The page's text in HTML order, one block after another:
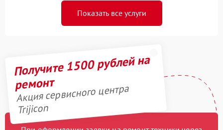
Показать все услуги
Получите 1500 рублей на
ремонт
Акция сервисного центра
Trijicon